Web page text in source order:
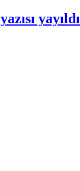
yayıldı